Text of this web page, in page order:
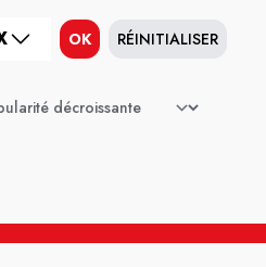
OK RÉINITIALISER